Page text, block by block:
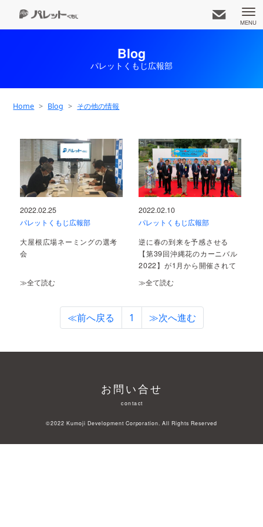
MENU
お知らせ一覧
専門店
事業内容 アクセス
パレット広報部
ホーム
Blog
パレットくもじ広報部
Home Blog その他の情報
2022.02.25
パレットくもじ広報部
大屋根広場ネーミングの選考
会
≫全て読む
2022.02.10
パレットくもじ広報部
逆に春の到来を予感させる
【第39回沖縄花のカーニバル
2022】が1月から開催されて
います。
≫全て読む
≪前へ戻る 1 ≫次へ進む
お問い合せ
contact
©2022 Kumoji Development Corporation. All Rights Reserved